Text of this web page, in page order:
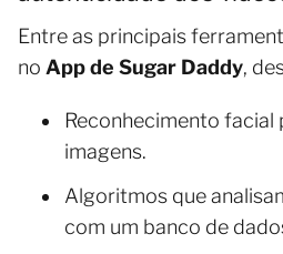
Entre as principais
no App de Sugar Daddy,
Reconhecimento
imagens.
Algoritmos que
com um banco de